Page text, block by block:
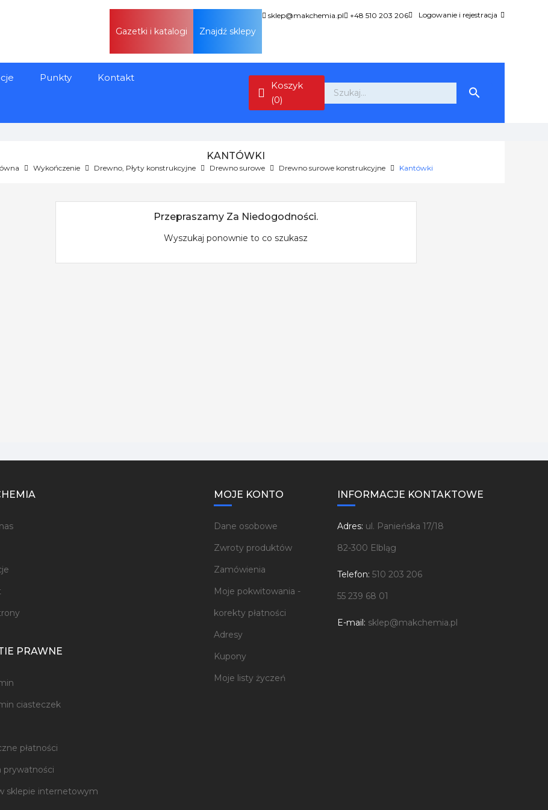
Gazetki i katalogi Znajdź sklepy
sklep@makchemia.pl +48 510 203 206 Logowanie i rejestracja
Punkty Kontakt
Koszyk
(0)

KANTÓWKI
Wykończenie Drewno, Płyty konstrukcyjne Drewno surowe Drewno surowe konstrukcyjne Kantówki
Przepraszamy Za Niedogodności.
Wyszukaj ponownie to co szukasz
PRAWNE
ciasteczek
płatności
prywatności
sklepie internetowym
MOJE KONTO
Dane osobowe
Zwroty produktów
Zamówienia
Moje pokwitowania -
korekty płatności
Adresy
Kupony
Moje listy życzeń
INFORMACJE KONTAKTOWE
Adres: ul. Panieńska 17/18
82-300 Elbląg
Telefon: 510 203 206
55 239 68 01
E-mail: sklep@makchemia.pl